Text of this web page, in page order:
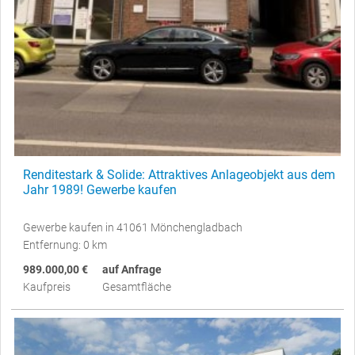
Renditestark & Solide: Attraktives Anlageobjekt aus dem
Jahr 1989! Gewerbe kaufen
Gewerbe kaufen in 41061 Mönchengladbach
Entfernung: 0 km
989.000,00 €
Kaufpreis
auf Anfrage
Gesamtfläche